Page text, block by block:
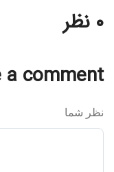
۰ نظر
a comment
نظر شما